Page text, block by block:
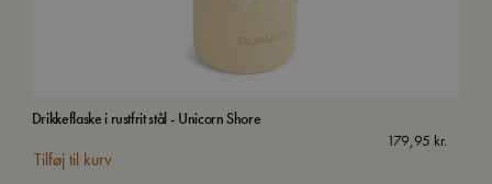
Drikkeflaske i rustfrit stål - Unicorn Shore
179,95 kr.
Tilføj til kurv